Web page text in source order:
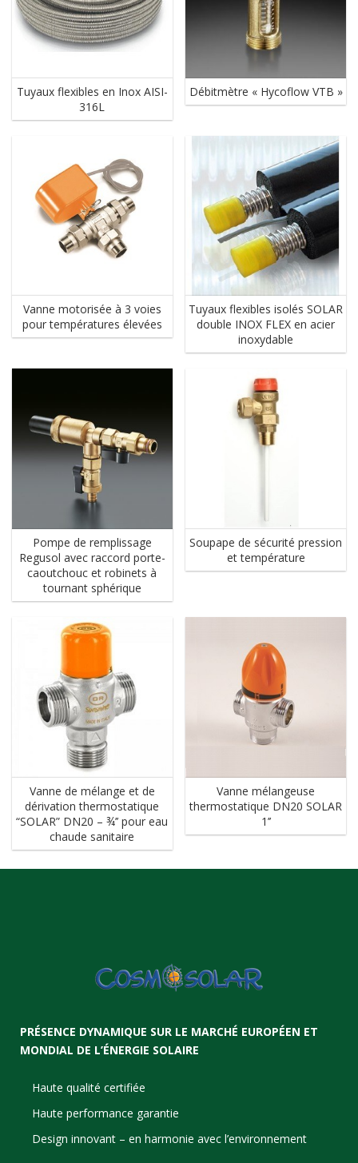
Tuyaux flexibles en Inox AISI-
316L
Débitmètre « Hycoflow VTB »
Vanne motorisée à 3 voies
pour températures élevées
Tuyaux flexibles isolés SOLAR
double INOX FLEX en acier
inoxydable
Pompe de remplissage
Regusol avec raccord porte-
caoutchouc et robinets à
tournant sphérique
Soupape de sécurité pression
et température
Vanne de mélange et de
dérivation thermostatique
“SOLAR” DN20 – ¾’’ pour eau
chaude sanitaire
Vanne mélangeuse
thermostatique DN20 SOLAR
1’’
PRÉSENCE DYNAMIQUE SUR LE MARCHÉ EUROPÉEN ET
MONDIAL DE L’ÉNERGIE SOLAIRE
Haute qualité certifiée
Haute performance garantie
Design innovant – en harmonie avec l’environnement